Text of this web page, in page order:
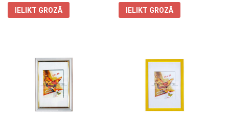
IELIKT GROZĀ IELIKT GROZĀ